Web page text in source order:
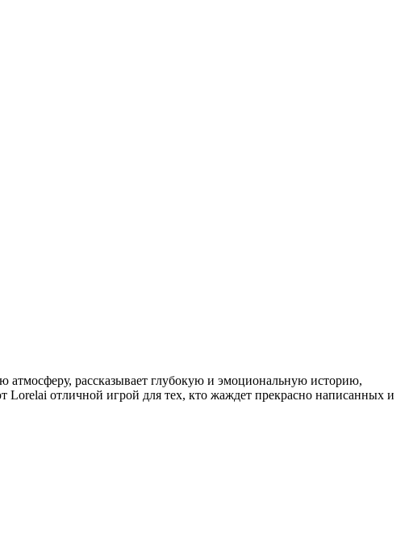
рассказывает глубокую и эмоциональную историю,
отличной игрой для тех, кто жаждет прекрасно написанных и